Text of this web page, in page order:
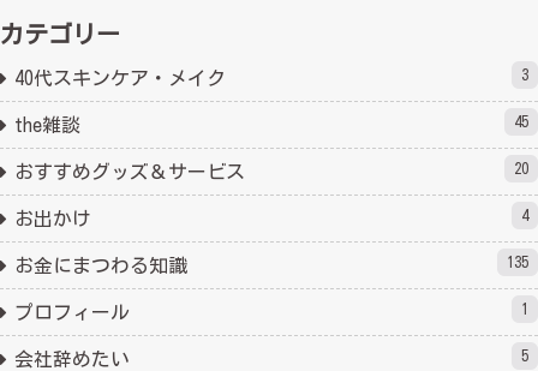
カテゴリー
40代スキンケア・メイク 3
the雑談 45
おすすめグッズ＆サービス 20
お出かけ 4
お金にまつわる知識 135
プロフィール 1
会社辞めたい 5